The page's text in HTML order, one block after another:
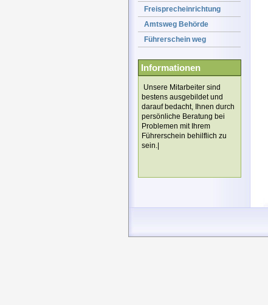
Freisprecheinrichtung
Amtsweg Behörde
Führerschein weg
Informationen
Unsere Mitarbeiter sind
bestens ausgebildet und
darauf bedacht, Ihnen durch
persönliche Beratung bei
Problemen mit Ihrem
Führerschein behilflich zu
sein.|